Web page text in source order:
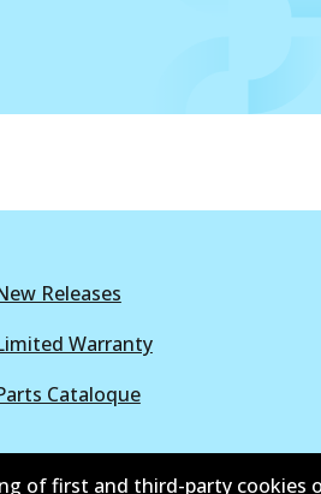
Releases
Warranty
Cataloque
of first and third-party cookies